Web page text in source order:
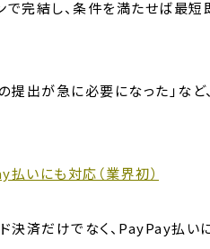
で完結し、条件を満たせば最
提出が急に必要になった」な
いにも対応（業界初）
決済だけでなく、PayPay払い